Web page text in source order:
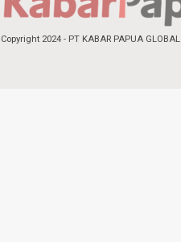
Copyright 2024 - PT KABAR PAPUA GLOBAL